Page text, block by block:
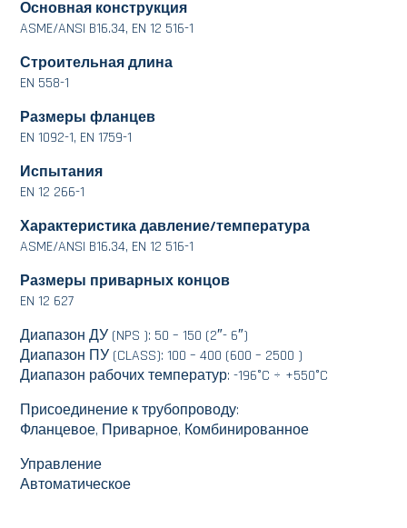
Основная конструкция
ASME/ANSI B16.34, EN 12 516-1
Строительная длина
EN 558-1
Размеры фланцев
EN 1092-1, EN 1759-1
Испытания
EN 12 266-1
Характеристика давление/температура
ASME/ANSI B16.34, EN 12 516-1
Размеры приварных концов
EN 12 627
Диапазон ДУ (NPS ): 50 – 150 (2″- 6″)
Диапазон ПУ (CLASS): 100 – 400 (600 – 2500 )
Диапазон рабочих температур: -196°C ÷ +550°C
Присоединение к трубопроводу:
Фланцевое, Приварное, Комбинированное
Управление
Автоматическое